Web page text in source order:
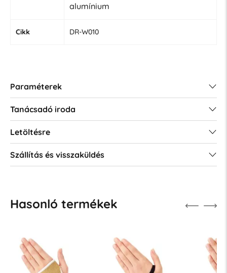
alumínium
Cikk DR-W010
Paraméterek
Tanácsadó iroda
Letöltésre
Szállítás és visszaküldés
Hasonló termékek